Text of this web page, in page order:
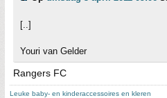
[..]
Youri van Gelder
Rangers FC
Leuke baby- en kinderaccessoires en kleren